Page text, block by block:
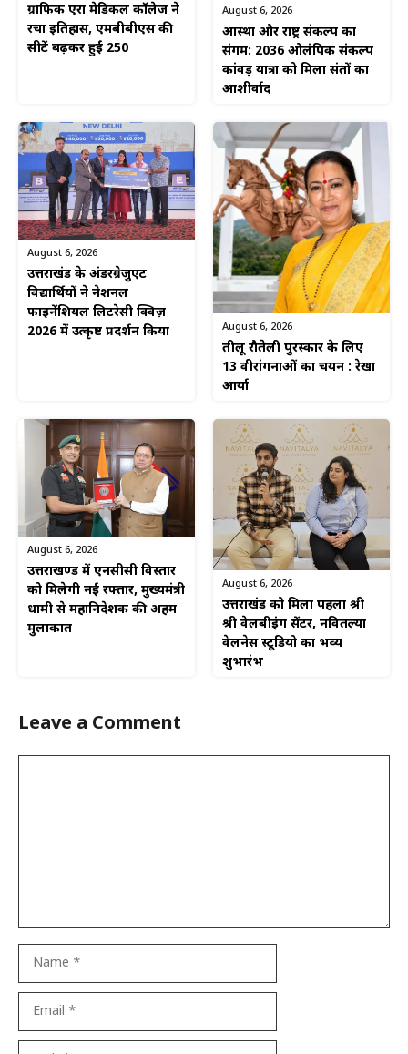
ग्राफिक एरा मेडिकल कॉलेज ने
रचा इतिहास, एमबीबीएस की
सीटें बढ़कर हुईं 250
August 6, 2026
आस्था और राष्ट्र संकल्प का
संगम: 2036 ओलंपिक संकल्प
कांवड़ यात्रा को मिला संतों का
आशीर्वाद
August 6, 2026
उत्तराखंड के अंडरग्रेजुएट
विद्यार्थियों ने नेशनल
फाइनेंशियल लिटरेसी क्विज़
2026 में उत्कृष्ट प्रदर्शन किया
August 6, 2026
तीलू रौतेली पुरस्कार के लिए
13 वीरांगनाओं का चयन : रेखा
आर्या
August 6, 2026
उत्तराखण्ड में एनसीसी विस्तार
को मिलेगी नई रफ्तार, मुख्यमंत्री
धामी से महानिदेशक की अहम
मुलाकात
August 6, 2026
उत्तराखंड को मिला पहला श्री
श्री वेलबीइंग सेंटर, नवितल्या
वेलनेस स्टूडियो का भव्य
शुभारंभ
Leave a Comment